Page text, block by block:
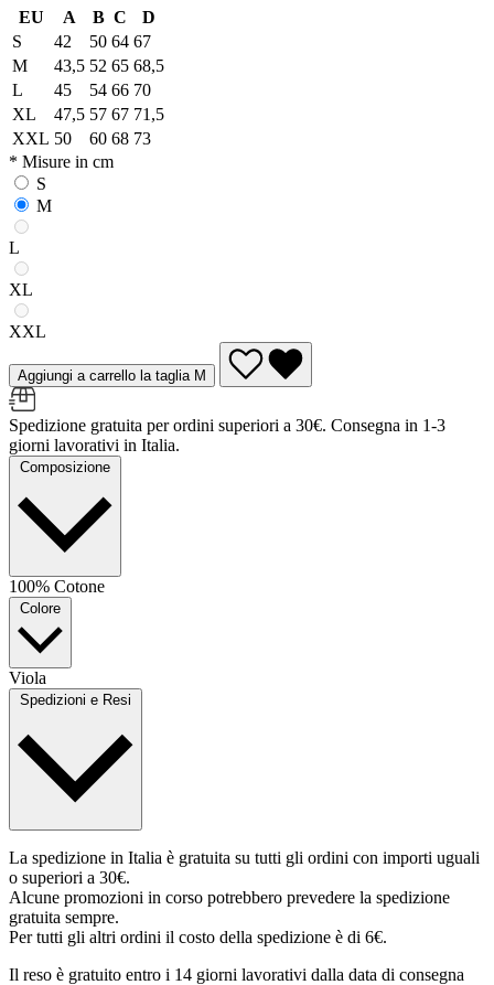
EU A B C
D
S
42 50 64 67
M
43,5 52 65 68,5
L
45 54 66 70
XL
47,5 57 67 71,5
XXL 50 60 68 73
* Misure in cm
S
M
L
XL
XXL
Aggiungi a carrello la taglia M
Spedizione gratuita per ordini superiori a 30€. Consegna in 1-3
giorni lavorativi in Italia.
Composizione
100% Cotone
Colore
Viola
Spedizioni e Resi
La spedizione in Italia è gratuita su tutti gli ordini con importi uguali
o superiori a 30€.
Alcune promozioni in corso potrebbero prevedere la spedizione
gratuita sempre.
Per tutti gli altri ordini il costo della spedizione è di 6€.
Il reso è gratuito entro i 14 giorni lavorativi dalla data di consegna